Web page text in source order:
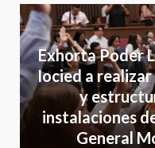
6 16
16
Exhorta Poder
Iocied a
y
instalaciones
General